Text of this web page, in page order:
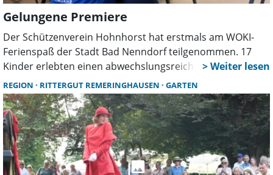
Gelungene Premiere
Der Schützenverein Hohnhorst hat erstmals am WOKI-
Ferienspaß der Stadt Bad Nenndorf teilgenommen. 17
Kinder erlebten einen abwechslungsreichen Tag mit
Lichtpunktschießen, Blasrohrsport, Spielen und
Experimenten. Zwölf Ehrenamtliche sorgten für eine
intensive Betreuung.
REGION RITTERGUT REMERINGHAUSEN GARTEN